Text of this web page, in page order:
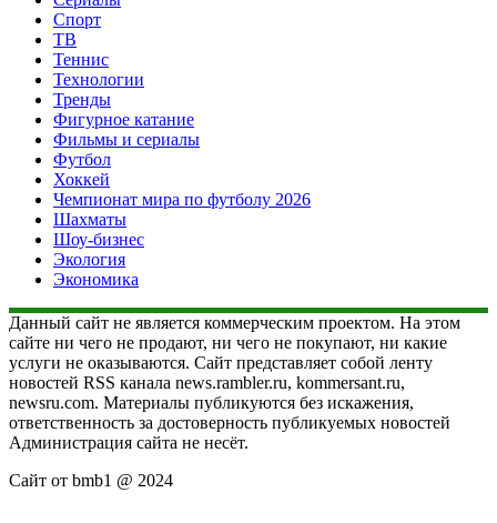
Спорт
ТВ
Теннис
Технологии
Тренды
Фигурное катание
Фильмы и сериалы
Футбол
Хоккей
Чемпионат мира по футболу 2026
Шахматы
Шоу-бизнес
Экология
Экономика
Данный сайт не является коммерческим проектом. На этом
сайте ни чего не продают, ни чего не покупают, ни какие
услуги не оказываются. Сайт представляет собой ленту
новостей RSS канала news.rambler.ru, kommersant.ru,
newsru.com. Материалы публикуются без искажения,
ответственность за достоверность публикуемых новостей
Администрация сайта не несёт.
Сайт от bmb1 @ 2024